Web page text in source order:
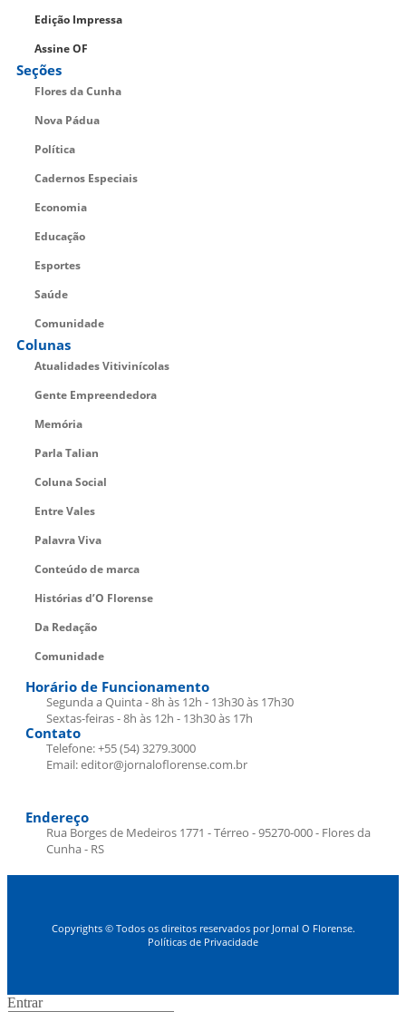
Edição Impressa
Assine OF
Seções
Flores da Cunha
Nova Pádua
Política
Cadernos Especiais
Economia
Educação
Esportes
Saúde
Comunidade
Colunas
Atualidades Vitivinícolas
Gente Empreendedora
Memória
Parla Talian
Coluna Social
Entre Vales
Palavra Viva
Conteúdo de marca
Histórias d’O Florense
Da Redação
Comunidade
Horário de Funcionamento
Segunda a Quinta - 8h às 12h - 13h30 às 17h30
Sextas-feiras - 8h às 12h - 13h30 às 17h
Contato
Telefone: +55 (54) 3279.3000
Email: editor@jornaloflorense.com.br
Endereço
Rua Borges de Medeiros 1771 - Térreo - 95270-000 - Flores da
Cunha - RS
Copyrights © Todos os direitos reservados por Jornal O Florense.
Políticas de Privacidade
Entrar